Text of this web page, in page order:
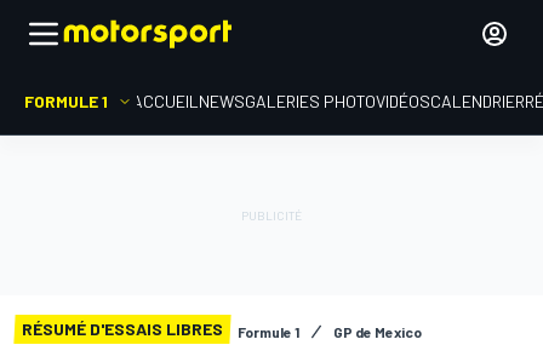
FORMULE 1 ACCUEIL NEWSGALERIES PHOTOVIDÉOSCALENDRIER
RÉSUMÉ D'ESSAIS LIBRES Formule 1 GP de Mexico